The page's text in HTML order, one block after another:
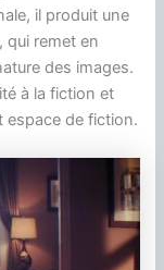
il produit une
remet en
des images.
à la fiction et
espace de fiction.